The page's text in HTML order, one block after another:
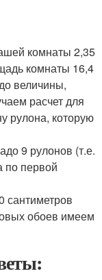
комнаты 2,35
комнаты 16,4
величины,
расчет для
рулона, которую
9 рулонов (т.е.
по первой
сантиметров
обоев имеем